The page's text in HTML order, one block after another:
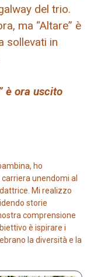
del trio.
ma “Altare” è
sollevati in
è ora uscito
ho
unendomi al
Mi realizzo
storie
comprensione
è ispirare i
la diversità e la